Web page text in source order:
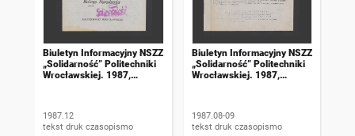
Biuletyn Informacyjny NSZZ
„Solidarność” Politechniki
Wrocławskiej. 1987,
1987.12
tekst druk czasopismo
Biuletyn Informacyjny NSZZ
„Solidarność” Politechniki
Wrocławskiej. 1987,
1987.08-09
tekst druk czasopismo